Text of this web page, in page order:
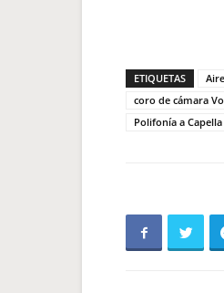
ETIQUETAS
coro de cámara
Polifonía a